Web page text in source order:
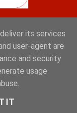
its services
user-agent are
and security
usage
IT